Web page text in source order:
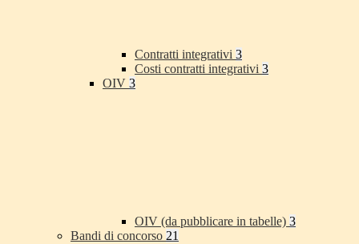
Contratti integrativi 3
Costi contratti integrativi 3
OIV 3
OIV (da pubblicare in tabelle) 3
Bandi di concorso 21